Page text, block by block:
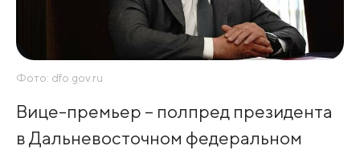
Фото: dfo.gov.ru
Вице-премьер – полпред президента
в Дальневосточном федеральном